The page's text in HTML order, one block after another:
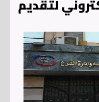
لتقديم